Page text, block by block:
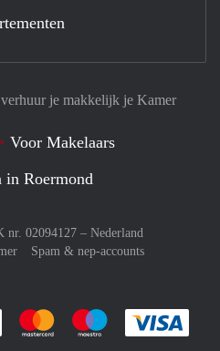
je makkelijk je Kamer
Voor Makelaars
in Roermond
nr. 02094127 – Nederland
Spam & nep-accounts
Je rekent gemakkelijk af met Paypal
Je rekent gemakkelijk af met
Je rekent